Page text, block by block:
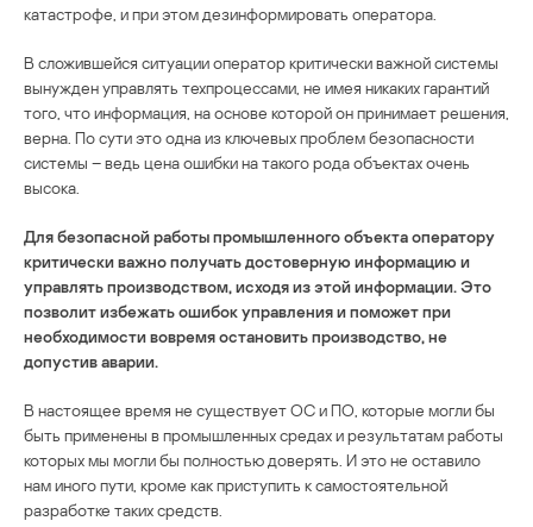
катастрофе, и при этом дезинформировать оператора.
В сложившейся ситуации оператор критически важной системы
вынужден управлять техпроцессами, не имея никаких гарантий
того, что информация, на основе которой он принимает решения,
верна. По сути это одна из ключевых проблем безопасности
системы – ведь цена ошибки на такого рода объектах очень
высока.
Для безопасной работы промышленного объекта оператору
критически важно получать достоверную информацию и
управлять производством, исходя из этой информации. Это
позволит избежать ошибок управления и поможет при
необходимости вовремя остановить производство, не
допустив аварии.
В настоящее время не существует ОС и ПО, которые могли бы
быть применены в промышленных средах и результатам работы
которых мы могли бы полностью доверять. И это не оставило
нам иного пути, кроме как приступить к самостоятельной
разработке таких средств.